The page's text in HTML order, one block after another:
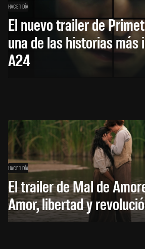
HACE 1 DÍA
El nuevo trailer de
una de las historias más
A24
HACE 1 DÍA
El trailer de Mal de
Amor, libertad y